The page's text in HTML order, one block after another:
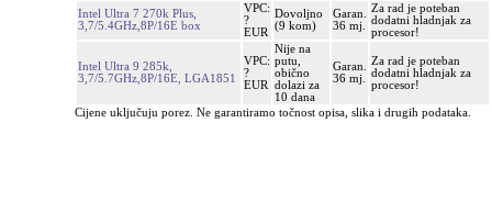
Intel Ultra 7 270k Plus,
3,7/5.4GHz,8P/16E box
VPC:
?
EUR
Dovoljno
(9 kom)
Garan.
36 mj.
Za rad je poteban
dodatni hladnjak za
procesor!
Intel Ultra 9 285k,
3,7/5.7GHz,8P/16E, LGA1851
VPC:
?
EUR
Nije na
putu,
obično
dolazi za
10 dana
Garan.
36 mj.
Za rad je poteban
dodatni hladnjak za
procesor!
Cijene uključuju porez. Ne garantiramo točnost opisa, slika i drugih podataka.